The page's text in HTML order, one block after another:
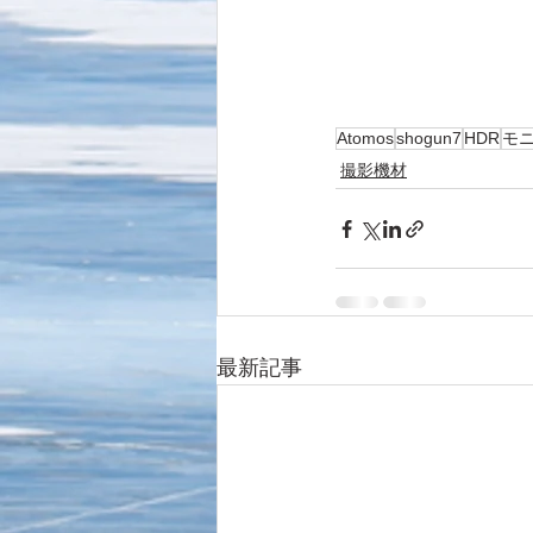
Atomosshogun7 HDR モ
撮影機材
最新記事